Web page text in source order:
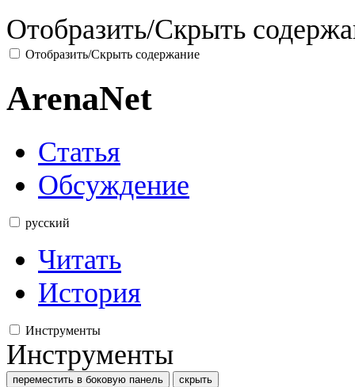
Отобразить/Скрыть
Отобразить/Скрыть содержание
ArenaNet
Статья
Обсуждение
русский
Читать
История
Инструменты
Инструменты
переместить в боковую панель скрыть